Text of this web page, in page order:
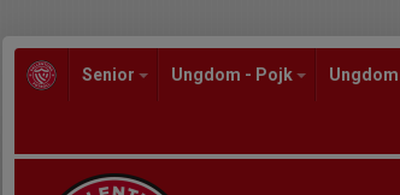
Senior Ungdom - Pojk